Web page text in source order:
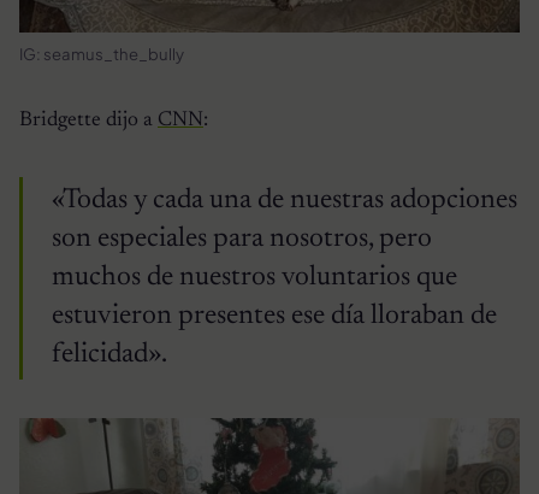
IG: seamus_the_bully
Bridgette dijo a CNN :
«Todas y cada una de nuestras adopciones
son especiales para nosotros, pero
muchos de nuestros voluntarios que
estuvieron presentes ese día lloraban de
felicidad».